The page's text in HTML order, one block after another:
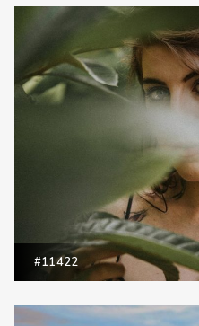
#11422